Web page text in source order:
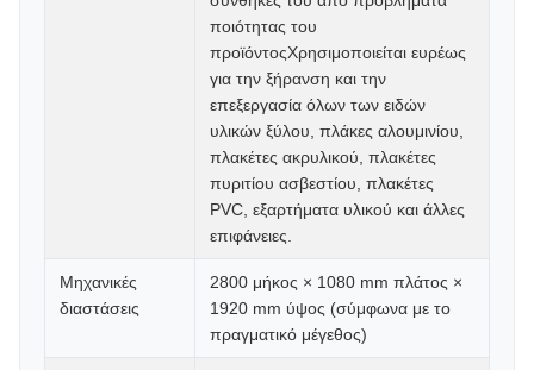
ποιότητας του
προϊόντοςΧρησιμοποιείται ευρέως
για την ξήρανση και την
επεξεργασία όλων των ειδών
υλικών ξύλου, πλάκες αλουμινίου,
πλακέτες ακρυλικού, πλακέτες
πυριτίου ασβεστίου, πλακέτες
PVC, εξαρτήματα υλικού και άλλες
επιφάνειες.
Μηχανικές
διαστάσεις
2800 μήκος × 1080 mm πλάτος ×
1920 mm ύψος (σύμφωνα με το
πραγματικό μέγεθος)